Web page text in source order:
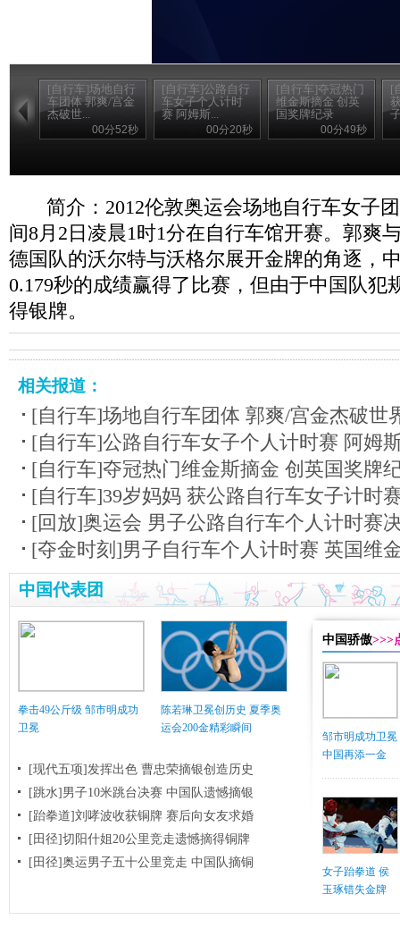
[自行车]场地自行
车团体 郭爽/宫金
杰破世...
00分52秒
[自行车]公路自行
车女子个人计时
赛 阿姆斯...
00分20秒
[自行车]夺冠热门
维金斯摘金 创英
国奖牌纪录
00分49秒
[
简介：2012伦敦奥运会场地自行车女子
间8月2日凌晨1时1分在自行车馆开赛。郭爽
德国队的沃尔特与沃格尔展开金牌的角逐，
0.179秒的成绩赢得了比赛，但由于中国队犯
得银牌。
相关报道：
[自行车]场地自行车团体 郭爽/宫金杰破世
[自行车]公路自行车女子个人计时赛 阿姆
[自行车]夺冠热门维金斯摘金 创英国奖牌
[自行车]39岁妈妈 获公路自行车女子计时
[回放]奥运会 男子公路自行车个人计时赛
[夺金时刻]男子自行车个人计时赛 英国维
中国代表团
拳击49公斤级 邹市明成功
卫冕
陈若琳卫冕创历史 夏季奥
运会200金精彩瞬间
[现代五项]发挥出色 曹忠荣摘银创造历史
[跳水]男子10米跳台决赛 中国队遗憾摘银
[跆拳道]刘哮波收获铜牌 赛后向女友求婚
[田径]切阳什姐20公里竞走遗憾摘得铜牌
[田径]奥运男子五十公里竞走 中国队摘铜
中国骄傲>>>
邹市明成功卫冕
中国再添一金
女子跆拳道 侯
玉琢错失金牌